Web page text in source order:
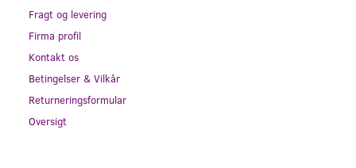
Fragt og levering
Firma profil
Kontakt os
Betingelser & Vilkår
Returneringsformular
Oversigt